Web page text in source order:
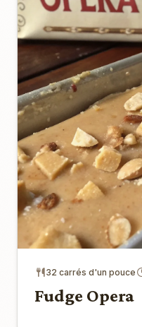
32 carrés d'un pouce
Fudge Opera